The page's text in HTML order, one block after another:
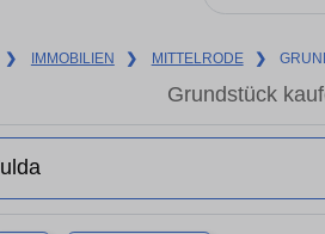
❯ IMMOBILIEN ❯ MITTELRODE ❯
Grundstück